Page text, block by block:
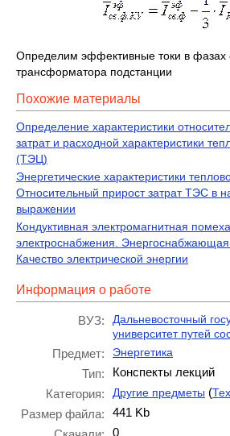
Определим эффективные токи в фазах
трансформатора подстанции
Похожие материалы
Определение характеристики
затрат и расходной характеристики
(ТЭЦ)
Энергетические характеристики
Относительный прирост затрат ТЭС в
выражении
Кондуктивная электромагнитная
электроснабжения. Энергоснабжающая
Качество электрической энергии
Информация о работе
ВУЗ:
Дальневосточный
университет путей
Предмет: Энергетика
Тип:
Конспекты лекций
Категория:
Другие предметы (
Размер файла:
441 Kb
0